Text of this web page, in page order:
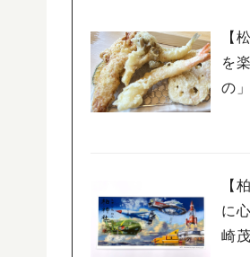
【
を
の
【
に
崎